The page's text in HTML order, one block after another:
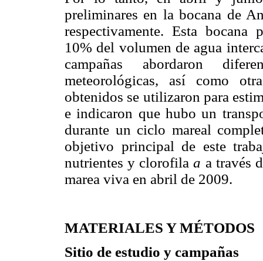
preliminares en la bocana de
respectivamente. Esta bocana
10% del volumen de agua
campañas abordaron
meteorológicas, así como
obtenidos se utilizaron para
e indicaron que hubo un
durante un ciclo mareal
objetivo principal de este
nutrientes y clorofilaa a través
marea viva en abril de 2009.
MATERIALES Y MÉTODOS
Sitio de estudio y campañas